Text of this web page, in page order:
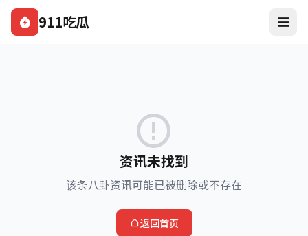
911吃瓜
资讯未找到
该条八卦资讯可能已被删除或不存在
返回首页